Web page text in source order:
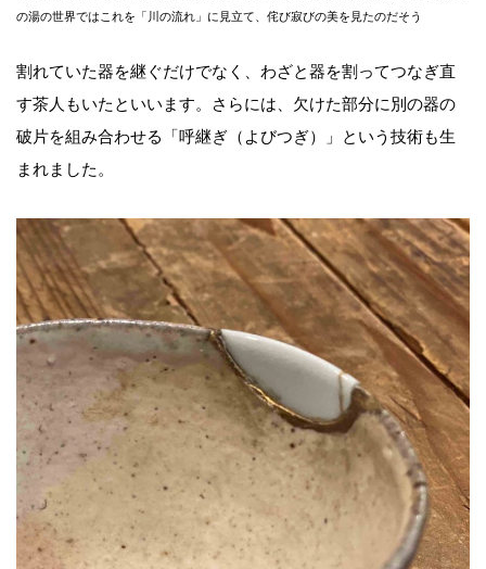
の湯の世界ではこれを「川の流れ」に見立て、侘び寂びの美を見たのだそう
割れていた器を継ぐだけでなく、わざと器を割ってつなぎ直
す茶人もいたといいます。さらには、欠けた部分に別の器の
破片を組み合わせる「呼継ぎ（よびつぎ）」という技術も生
まれました。